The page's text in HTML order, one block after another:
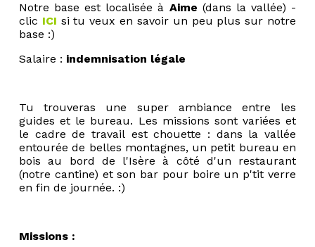
Notre base est localisée à Aime (dans la vallée) -
clic ICI si tu veux en savoir un peu plus sur notre
base :)
Salaire : indemnisation légale
Tu trouveras une super ambiance entre les
guides et le bureau. Les missions sont variées et
le cadre de travail est chouette : dans la vallée
entourée de belles montagnes, un petit bureau en
bois au bord de l'Isère à côté d'un restaurant
(notre cantine) et son bar pour boire un p'tit verre
en fin de journée. :)
Missions :